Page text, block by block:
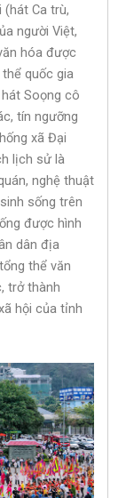
(hát Ca trù,
người Việt,
hóa được
quốc gia
Soọng cô
tín ngưỡng
xã Đại
lịch sử là
nghệ thuật
sống trên
được hình
dân địa
thể văn
trở thành
hội của tỉnh